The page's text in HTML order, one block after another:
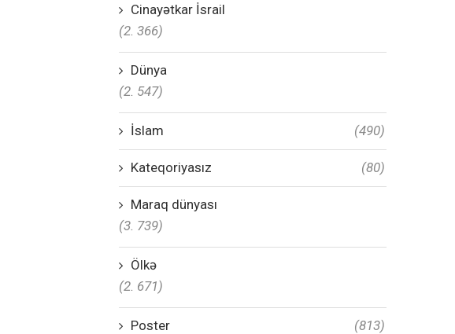
Cinayətkar İsrail
(2. 366)
Dünya
(2. 547)
İslam (490)
Kateqoriyasız (80)
Maraq dünyası
(3. 739)
Ölkə
(2. 671)
Poster (813)